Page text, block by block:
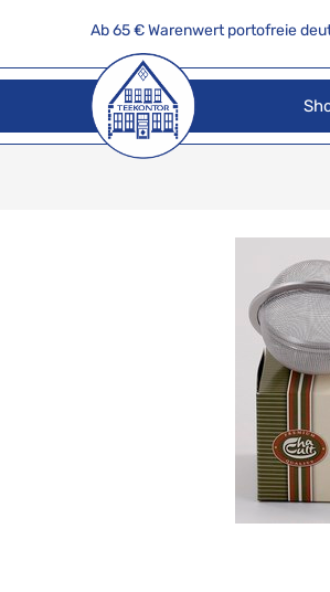
Ab 65 € Warenwert portofreie